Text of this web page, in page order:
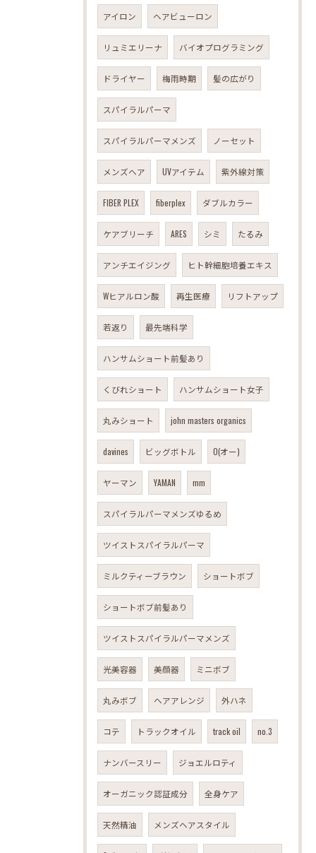
アイロン ヘアビューロン
リュミエリーナ バイオプログラミング
ドライヤー 梅雨時期 髪の広がり
スパイラルパーマ
スパイラルパーマメンズ ノーセット
メンズヘア UVアイテム 紫外線対策
FIBER PLEX fiberplex ダブルカラー
ケアブリーチ ARES シミ たるみ
アンチエイジング ヒト幹細胞培養エキス
Wヒアルロン酸 再生医療 リフトアップ
若返り 最先端科学
ハンサムショート前髪あり
くびれショート ハンサムショート女子
丸みショート john masters organics
davines ビッグボトル O(オー)
ヤーマン YAMAN mm
スパイラルパーマメンズゆるめ
ツイストスパイラルパーマ
ミルクティーブラウン ショートボブ
ショートボブ前髪あり
ツイストスパイラルパーマメンズ
光美容器 美顔器 ミニボブ
丸みボブ ヘアアレンジ 外ハネ
コテ トラックオイル track oil no.3
ナンバースリー ジョエルロティ
オーガニック認証成分 全身ケア
天然精油 メンズヘアスタイル